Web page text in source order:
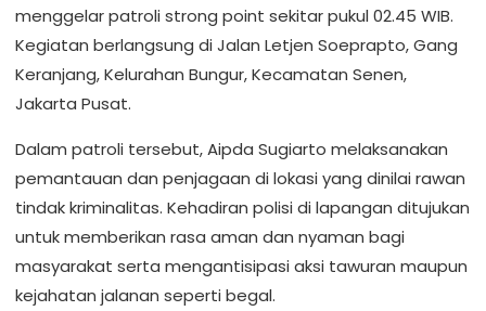
menggelar patroli strong point sekitar pukul 02.45 WIB.
Kegiatan berlangsung di Jalan Letjen Soeprapto, Gang
Keranjang, Kelurahan Bungur, Kecamatan Senen,
Jakarta Pusat.
Dalam patroli tersebut, Aipda Sugiarto melaksanakan
pemantauan dan penjagaan di lokasi yang dinilai rawan
tindak kriminalitas. Kehadiran polisi di lapangan ditujukan
untuk memberikan rasa aman dan nyaman bagi
masyarakat serta mengantisipasi aksi tawuran maupun
kejahatan jalanan seperti begal.